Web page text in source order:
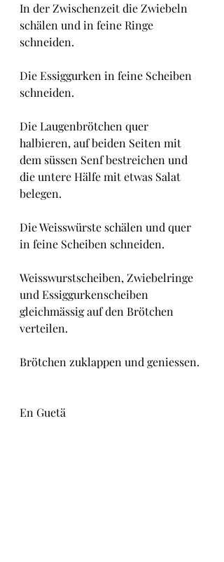
In der Zwischenzeit die Zwiebeln
schälen und in feine Ringe
schneiden.
Die Essiggurken in feine Scheiben
schneiden.
Die Laugenbrötchen quer
halbieren, auf beiden Seiten mit
dem süssen Senf bestreichen und
die untere Hälfe mit etwas Salat
belegen.
Die Weisswürste schälen und quer
in feine Scheiben schneiden.
Weisswurstscheiben, Zwiebelringe
und Essiggurkenscheiben
gleichmässig auf den Brötchen
verteilen.
Brötchen zuklappen und geniessen.
En Guetä